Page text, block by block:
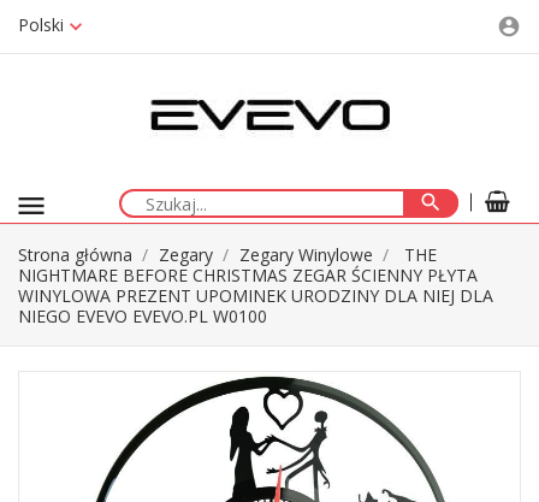
Polski account_circle
menu search
Strona główna Zegary Zegary Winylowe
THE
NIGHTMARE BEFORE CHRISTMAS ZEGAR ŚCIENNY PŁYTA
WINYLOWA PREZENT UPOMINEK URODZINY DLA NIEJ DLA
NIEGO EVEVO EVEVO.PL W0100